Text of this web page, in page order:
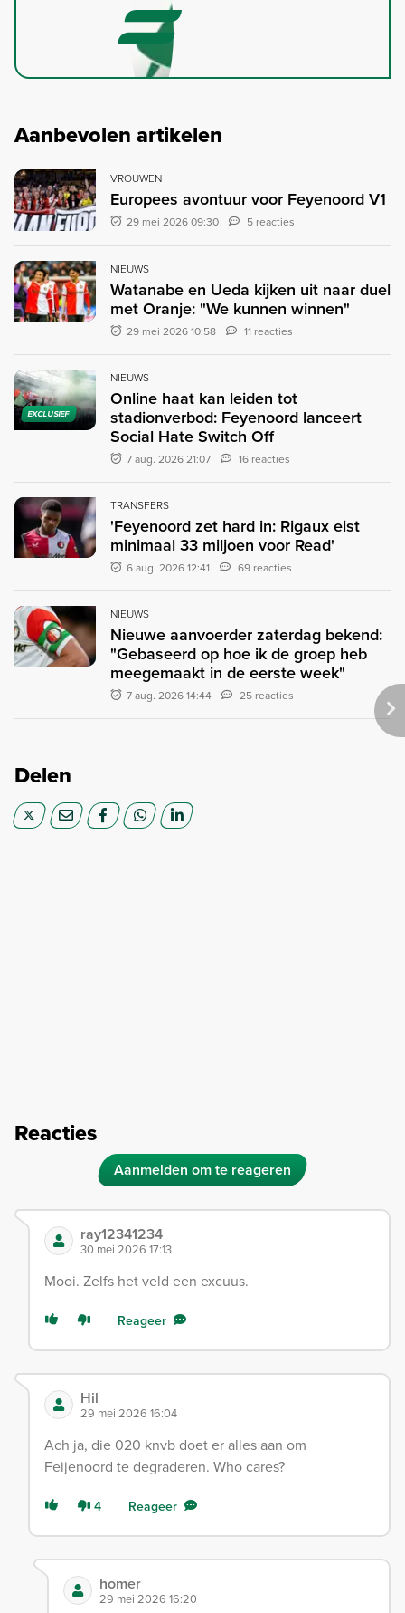
Aanbevolen artikelen
VROUWEN
Europees avontuur voor Feyenoord V1
29 mei 2026 09:30 5 reacties
NIEUWS
Watanabe en Ueda kijken uit naar duel
met Oranje: "We kunnen winnen"
29 mei 2026 10:58 11 reacties
EXCLUSIEF
NIEUWS
Online haat kan leiden tot
stadionverbod: Feyenoord lanceert
Social Hate Switch Off
7 aug. 2026 21:07 16 reacties
TRANSFERS
'Feyenoord zet hard in: Rigaux eist
minimaal 33 miljoen voor Read'
6 aug. 2026 12:41 69 reacties
NIEUWS
Nieuwe aanvoerder zaterdag bekend:
"Gebaseerd op hoe ik de groep heb
meegemaakt in de eerste week"
7 aug. 2026 14:44 25 reacties
Delen
Reacties
Aanmelden om te reageren
ray12341234
30 mei 2026 17:13
Mooi. Zelfs het veld een excuus.
Reageer
Hil
29 mei 2026 16:04
Ach ja, die 020 knvb doet er alles aan om
Feijenoord te degraderen. Who cares?
4 Reageer
homer
29 mei 2026 16:20